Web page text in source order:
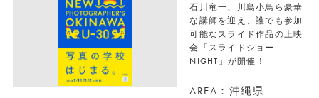
石川竜一、川島小鳥ら豪華
な講師を迎え、誰でも参加
可能なスライド作品の上映
会「スライドショー
NIGHT」が開催！
AREA：沖縄県